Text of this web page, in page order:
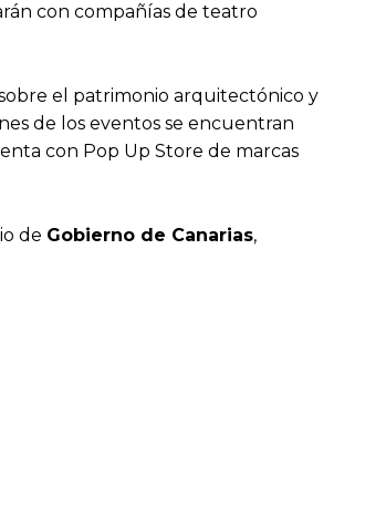
con compañías de teatro
el patrimonio arquitectónico y
de los eventos se encuentran
con Pop Up Store de marcas
de Gobierno de Canarias,